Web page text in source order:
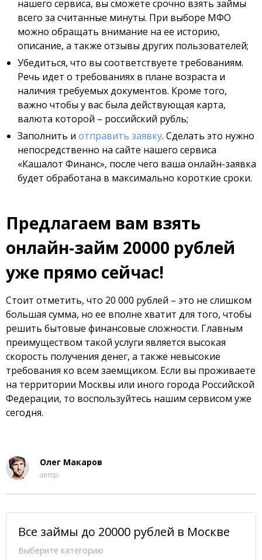
нашего сервиса, вы сможете срочно взять займы
всего за считанные минуты. При выборе МФО
можно обращать внимание на ее историю,
описание, а также отзывы других пользователей;
Убедиться, что вы соответствуете требованиям.
Речь идет о требованиях в плане возраста и
наличия требуемых документов. Кроме того,
важно чтобы у вас была действующая карта,
валюта которой – российский рубль;
Заполнить и отправить заявку. Сделать это нужно
непосредственно на сайте нашего сервиса
«Кашалот Финанс», после чего ваша онлайн-заявка
будет обработана в максимально короткие сроки.
Предлагаем вам взять
онлайн-займ 20000 рублей
уже прямо сейчас!
Стоит отметить, что 20 000 рублей – это не слишком
большая сумма, но ее вполне хватит для того, чтобы
решить бытовые финансовые сложности. Главным
преимуществом такой услуги является высокая
скорость получения денег, а также невысокие
требования ко всем заемщиком. Если вы проживаете
на территории Москвы или иного города Российской
Федерации, то воспользуйтесь нашим сервисом уже
сегодня.
Олег Макаров
автор
Все займы до 20000 рублей в Москве
Выберите категорию